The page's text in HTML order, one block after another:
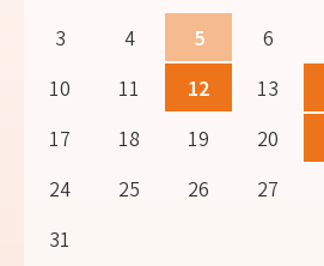
3
4 5 6
10
11 12 13
17
18 19 20
24
25 26 27
31